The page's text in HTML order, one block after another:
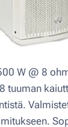
W @ 8
tuuman